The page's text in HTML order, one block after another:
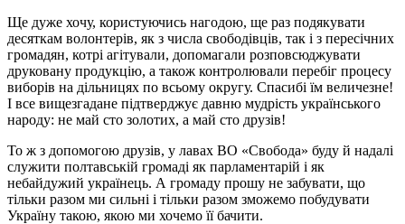
Ще дуже хочу, користуючись нагодою, ще раз подякувати
десяткам волонтерів, як з числа свободівців, так і з пересічних
громадян, котрі агітували, допомагали розповсюджувати
друковану продукцію, а також контролювали перебіг процесу
виборів на дільницях по всьому округу. Спасибі їм величезне!
І все вищезгадане підтверджує давню мудрість українського
народу: не май сто золотих, а май сто друзів!
То ж з допомогою друзів, у лавах ВО «Свобода» буду й надалі
служити полтавській громаді як парламентарій і як
небайдужий українець. А громаду прошу не забувати, що
тільки разом ми сильні і тільки разом зможемо побудувати
Україну такою, якою ми хочемо її бачити.